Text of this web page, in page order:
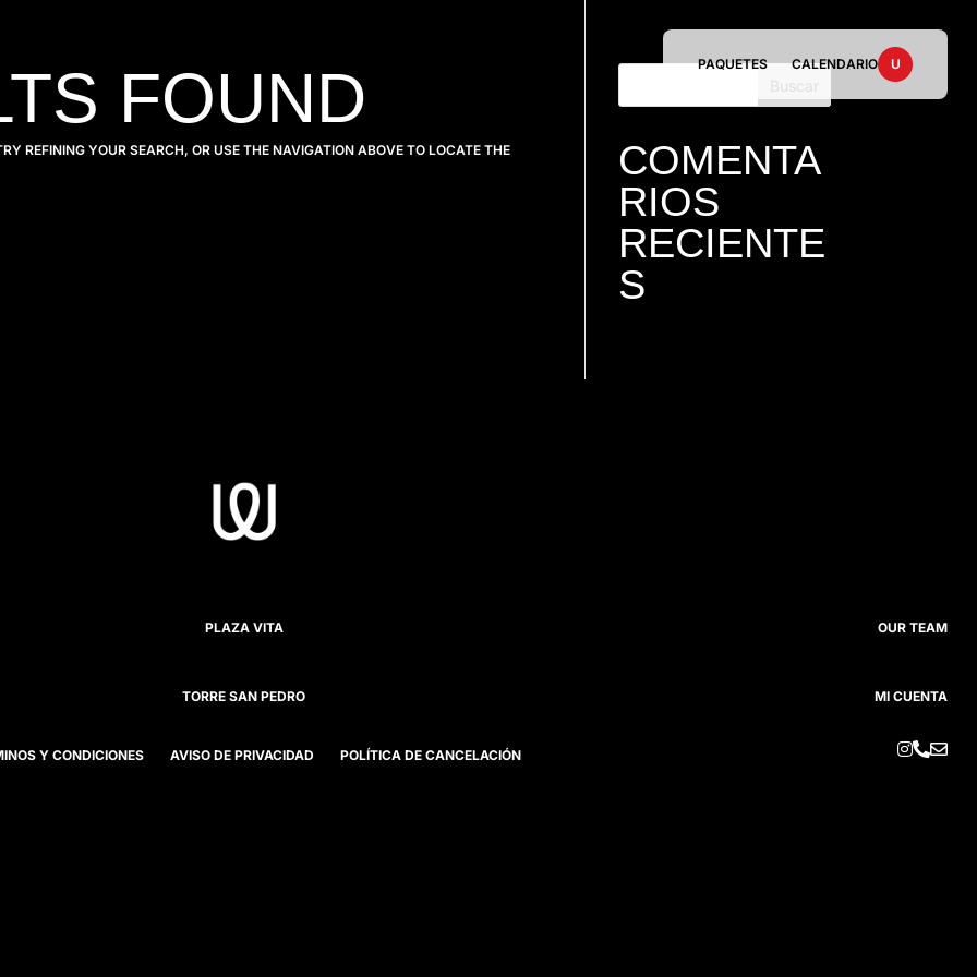
PAQUETES CALENDARIO U
FOUND
REFINING YOUR SEARCH, OR USE THE NAVIGATION ABOVE TO LOCATE THE
COMENTA
RIOS
RECIENTE
S
PLAZA VITA
TORRE SAN PEDRO
OUR TEAM
MI CUENTA
Y CONDICIONES AVISO DE PRIVACIDAD POLÍTICA DE CANCELACIÓN 